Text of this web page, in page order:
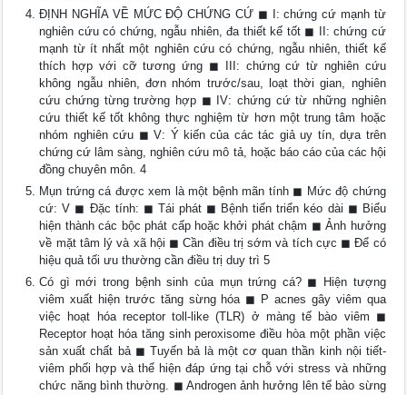
ĐỊNH NGHĨA VỀ MỨC ĐỘ CHỨNG CỨ ◼ I: chứng cứ mạnh từ
nghiên cứu có chứng, ngẫu nhiên, đa thiết kế tốt ◼ II: chứng cứ
mạnh từ ít nhất một nghiên cứu có chứng, ngẫu nhiên, thiết kế
thích hợp với cỡ tương ứng ◼ III: chứng cứ từ nghiên cứu
không ngẫu nhiên, đơn nhóm trước/sau, loạt thời gian, nghiên
cứu chứng từng trường hợp ◼ IV: chứng cứ từ những nghiên
cứu thiết kế tốt không thực nghiệm từ hơn một trung tâm hoặc
nhóm nghiên cứu ◼ V: Ý kiến của các tác giả uy tín, dựa trên
chứng cứ lâm sàng, nghiên cứu mô tả, hoặc báo cáo của các hội
đồng chuyên môn. 4
Mụn trứng cá được xem là một bệnh mãn tính ◼ Mức độ chứng
cứ: V ◼ Đặc tính: ◼ Tái phát ◼ Bệnh tiến triển kéo dài ◼ Biểu
hiện thành các bộc phát cấp hoặc khởi phát chậm ◼ Ảnh hưởng
về mặt tâm lý và xã hội ◼ Cần điều trị sớm và tích cực ◼ Để có
hiệu quả tối ưu thường cần điều trị duy trì 5
Có gì mới trong bệnh sinh của mụn trứng cá? ◼ Hiện tượng
viêm xuất hiện trước tăng sừng hóa ◼ P acnes gây viêm qua
việc hoạt hóa receptor toll-like (TLR) ở màng tế bào viêm ◼
Receptor hoạt hóa tăng sinh peroxisome điều hòa một phần việc
sản xuất chất bả ◼ Tuyến bả là một cơ quan thần kinh nội tiết-
viêm phối hợp và thể hiện đáp ứng tại chỗ với stress và những
chức năng bình thường. ◼ Androgen ảnh hưởng lên tế bào sừng